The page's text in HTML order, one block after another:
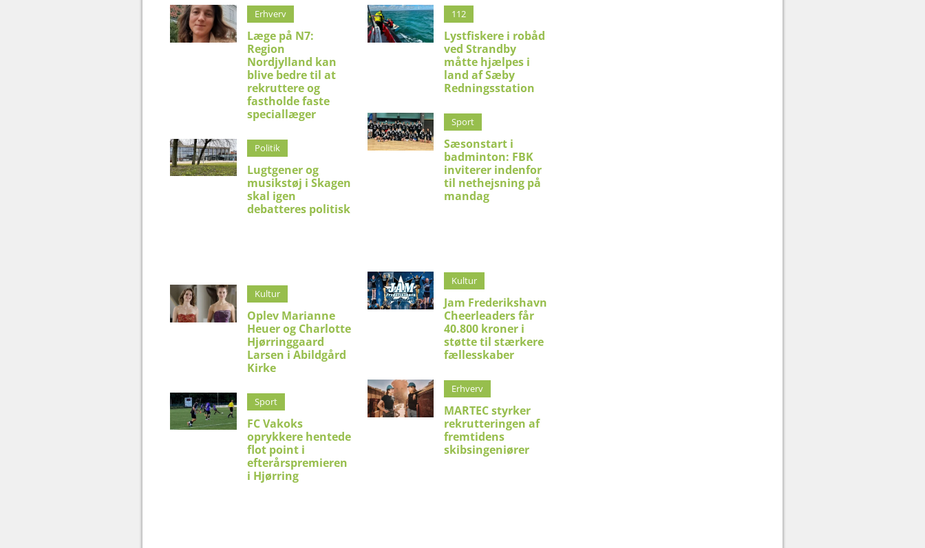
Erhverv
Læge på N7:
Region
Nordjylland kan
blive bedre til at
rekruttere og
fastholde faste
speciallæger
Politik
Lugtgener og
musikstøj i Skagen
skal igen
debatteres politisk
Kultur
Oplev Marianne
Heuer og Charlotte
Hjørringgaard
Larsen i Abildgård
Kirke
Sport
FC Vakoks
oprykkere hentede
flot point i
efterårspremieren
i Hjørring
112
Lystfiskere i robåd
ved Strandby
måtte hjælpes i
land af Sæby
Redningsstation
Sport
Sæsonstart i
badminton: FBK
inviterer indenfor
til nethejsning på
mandag
Kultur
Jam Frederikshavn
Cheerleaders får
40.800 kroner i
støtte til stærkere
fællesskaber
Erhverv
MARTEC styrker
rekrutteringen af
fremtidens
skibsingeniører